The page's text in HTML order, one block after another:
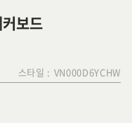
보드
스타일 : VN000D6YCHW